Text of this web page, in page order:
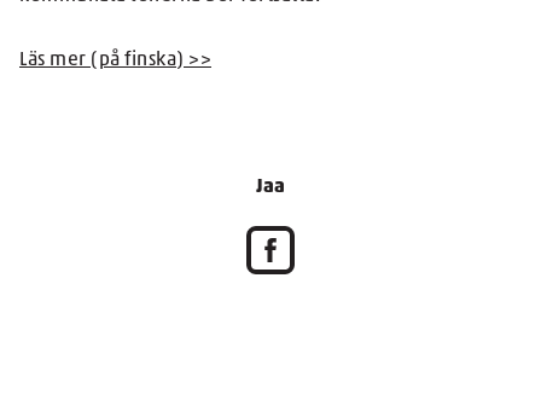
Läs mer (på finska) >>
Jaa